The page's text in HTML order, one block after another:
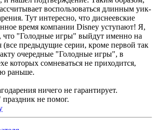
воспользоваться длинным уик-
Тут интересно, что диснеевские
время компании Disney уступают! Я,
что "Голодные игры" выйдут именно на
(все предыдущие серии, кроме первой так
очередные "Голодные игры", в
которых сомневаться не приходится,
раньше.
ничего не гарантирует.
не помог.